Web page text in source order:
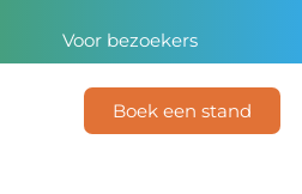
Voor bezoekers
Boek een stand